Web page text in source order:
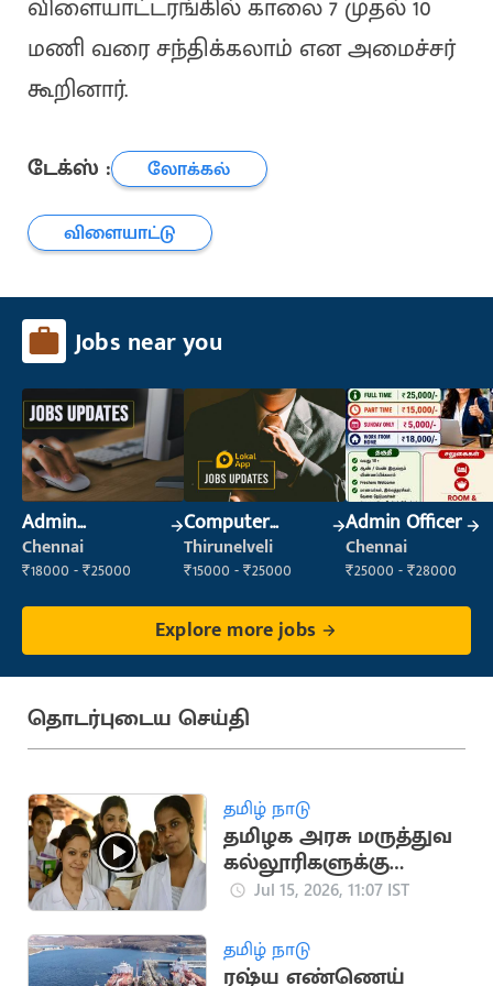
விளையாட்டரங்கில் காலை 7 முதல் 10
மணி வரை சந்திக்கலாம் என அமைச்சர்
கூறினார்.
டேக்ஸ் :
லோக்கல்
விளையாட்டு
Jobs near you
Admin
Supervisor
Chennai
₹18000 - ₹25000
Computer
Operator
Thirunelveli
₹15000 - ₹25000
Admin Officer
Chennai
₹25000 - ₹28000
Explore more jobs
தொடர்புடைய செய்தி
தமிழ் நாடு
தமிழக அரசு மருத்துவ
கல்லூரிகளுக்கு
கூடுதலாக 150
Jul 15, 2026, 11:07 IST
தமிழ் நாடு
ரஷ்ய எண்ணெய்